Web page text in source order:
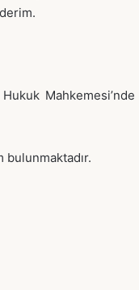
Mahkemesi’nde
bulunmaktadır.